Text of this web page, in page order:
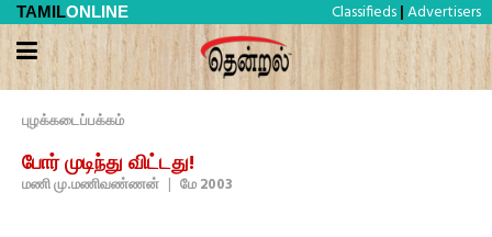
TAMILONLINE Classifieds | Advertisers
புழக்கடைப்பக்கம்
போர் முடிந்து விட்டது!
மணி மு.மணிவண்ணன் | மே 2003